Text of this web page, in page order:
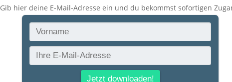
Gib hier deine E-Mail-Adresse ein und du bekommst sofortigen